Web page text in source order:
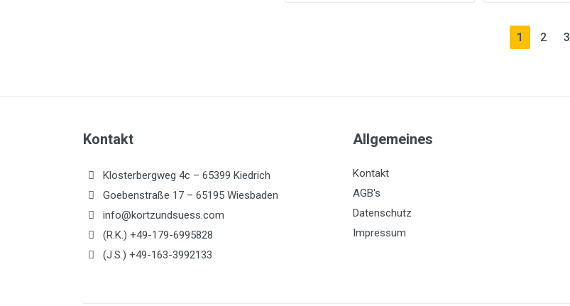
1 (current)
2 3
Kontakt
Klosterbergweg 4c – 65399 Kiedrich
Goebenstraße 17 – 65195 Wiesbaden
info@kortzundsuess.com
(R.K.) +49-179-6995828
(J.S.) +49-163-3992133
Allgemeines
Kontakt
AGB's
Datenschutz
Impressum